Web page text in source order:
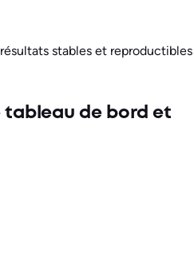
stables et reproductibles
tableau de bord et